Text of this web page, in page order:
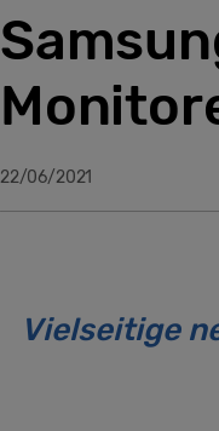
22/06/2021
Vielseitige